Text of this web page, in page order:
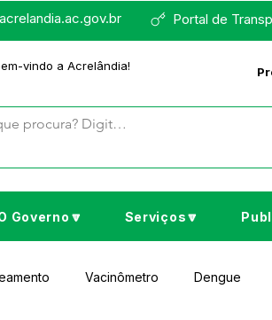
Portal de
vindo a Acrelândia!
Governo🔽 Serviços🔽
Vacinômetro Dengue